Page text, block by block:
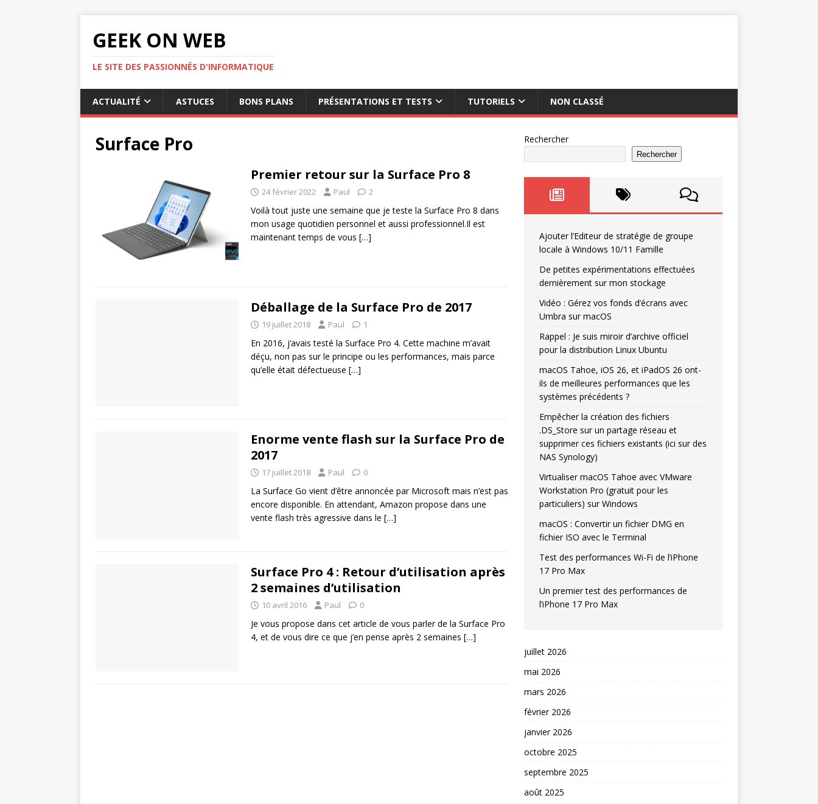
GEEK ON WEB
LE SITE DES PASSIONNÉS D'INFORMATIQUE
ACTUALITÉ ASTUCES BONS PLANS PRÉSENTATIONS ET TESTS TUTORIELS NON CLASSÉ
Surface Pro
Premier retour sur la Surface Pro 8
24 février 2022 Paul 2
Voilà tout juste une semaine que je teste la Surface Pro 8 dans
mon usage quotidien personnel et aussi professionnel.Il est
maintenant temps de vous […]
Déballage de la Surface Pro de 2017
19 juillet 2018 Paul 1
En 2016, j’avais testé la Surface Pro 4. Cette machine m’avait
déçu, non pas sur le principe ou les performances, mais parce
qu’elle était défectueuse […]
Enorme vente flash sur la Surface Pro de
2017
17 juillet 2018 Paul 0
La Surface Go vient d’être annoncée par Microsoft mais n’est pas
encore disponible. En attendant, Amazon propose dans une
vente flash très agressive dans le […]
Surface Pro 4 : Retour d’utilisation après
2 semaines d’utilisation
10 avril 2016 Paul 0
Je vous propose dans cet article de vous parler de la Surface Pro
4, et de vous dire ce que j’en pense après 2 semaines […]
Rechercher
Rechercher
Ajouter l’Editeur de stratégie de groupe
locale à Windows 10/11 Famille
De petites expérimentations effectuées
dernièrement sur mon stockage
Vidéo : Gérez vos fonds d’écrans avec
Umbra sur macOS
Rappel : Je suis miroir d’archive officiel
pour la distribution Linux Ubuntu
macOS Tahoe, iOS 26, et iPadOS 26 ont-
ils de meilleures performances que les
systèmes précédents ?
Empêcher la création des fichiers
.DS_Store sur un partage réseau et
supprimer ces fichiers existants (ici sur des
NAS Synology)
Virtualiser macOS Tahoe avec VMware
Workstation Pro (gratuit pour les
particuliers) sur Windows
macOS : Convertir un fichier DMG en
fichier ISO avec le Terminal
Test des performances Wi-Fi de l’iPhone
17 Pro Max
Un premier test des performances de
l’iPhone 17 Pro Max
juillet 2026
mai 2026
mars 2026
février 2026
janvier 2026
octobre 2025
septembre 2025
août 2025